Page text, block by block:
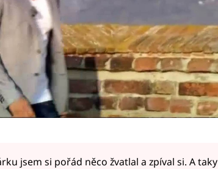
jsem si pořád něco žvatlal a zpíval si. A taky